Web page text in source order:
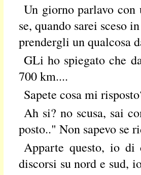
Un giorno parlavo
se, quando sarei sceso
prendergli un qualcosa
GLi ho spiegato che
700 km....
Sapete cosa mi
Ah si? no scusa, sai
posto.." Non sapevo se
Apparte questo, io di
discorsi su nord e sud,